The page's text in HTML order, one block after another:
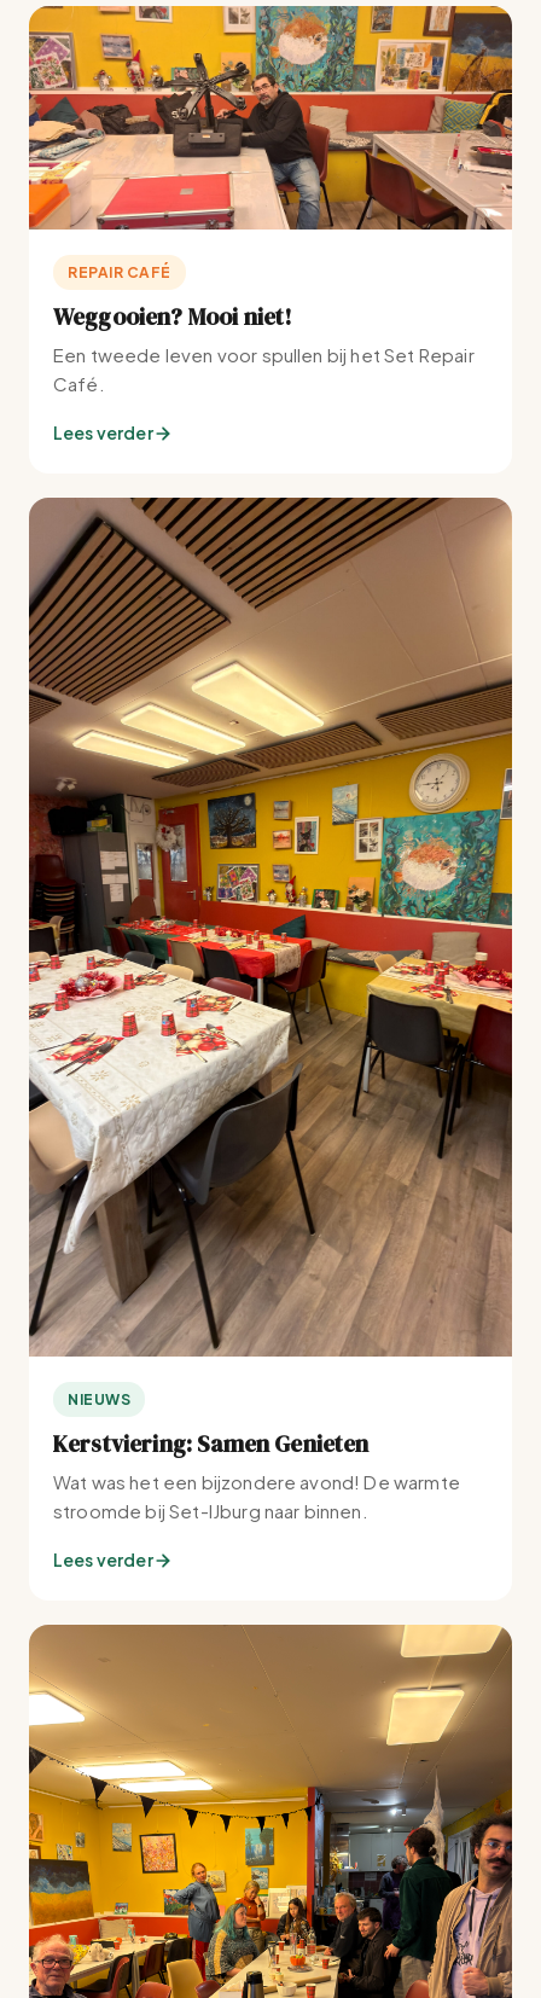
REPAIR CAFÉ
Weggooien? Mooi niet!
Een tweede leven voor spullen bij het Set Repair
Café.
Lees verder
NIEUWS
Kerstviering: Samen Genieten
Wat was het een bijzondere avond! De warmte
stroomde bij Set-IJburg naar binnen.
Lees verder